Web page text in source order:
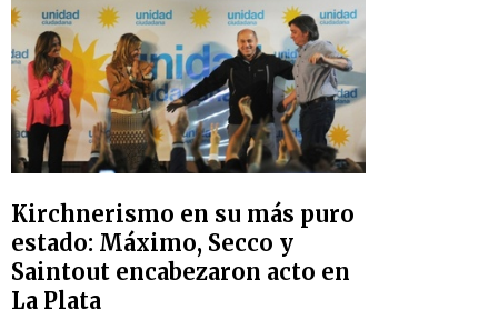
Kirchnerismo en su más puro
estado: Máximo, Secco y
Saintout encabezaron acto en
La Plata